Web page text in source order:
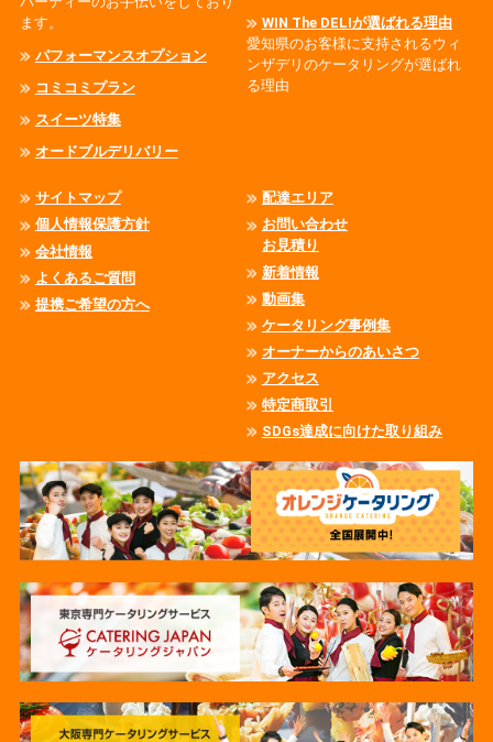
ます。
パフォーマンスオプション
コミコミプラン
スイーツ特集
オードブルデリバリー
WIN The DELIが選ばれる理由
愛知県のお客様に支持されるウィ
ンザデリのケータリングが選ばれ
る理由
サイトマップ
個人情報保護方針
会社情報
よくあるご質問
提携ご希望の方へ
配達エリア
お問い合わせ
お見積り
新着情報
動画集
ケータリング事例集
オーナーからのあいさつ
アクセス
特定商取引
SDGs達成に向けた取り組み